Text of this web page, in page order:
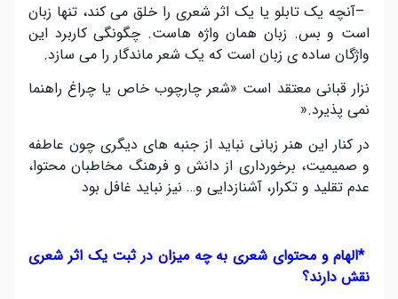
–آنچه یک تابلو یا یک اثر شعری را خلق می کند، تنها زبان
است و بس. زبان همان واژه هاست. چگونگی کاربرد این
واژگان ساده ی زبان است که یک شعر ماندگار را می سازد.
نزار قبانی معتقد است «شعر چارچوب خاص یا چراغ راهنما
نمی پذیرد.
»
در کنار این هنر زبانی نباید از جنبه های دیگری چون عاطفه
و صمیمیت، برخورداری از دانش و فرهنگ مخاطبان محتوا،
عدم تقلید و تکرار، آشنازدایی و… نیز نباید غافل بود
*الهام و محتوای شعری به چه میزان در ثبت یک اثر شعری
نقش دارند؟